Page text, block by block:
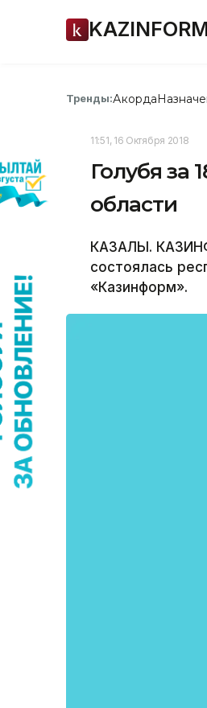
Тренды:Акорда
11:51, 16 Октября 2018
Голубя за
области
КАЗАЛЫ.
состоялась
«Казинформ».